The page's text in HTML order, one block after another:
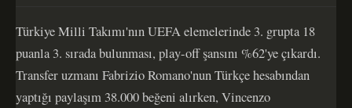
Türkiye Milli Takımı'nın UEFA elemelerinde 3. grupta 18
puanla 3. sırada bulunması, play-off şansını %62'ye çıkardı.
Transfer uzmanı Fabrizio Romano'nun Türkçe hesabından
yaptığı paylaşım 38.000 beğeni alırken, Vincenzo